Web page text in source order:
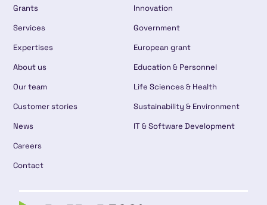
Grants
Services
Expertises
About us
Our team
Customer stories
News
Careers
Contact
Innovation
Government
European grant
Education & Personnel
Life Sciences & Health
Sustainability & Environment
IT & Software Development